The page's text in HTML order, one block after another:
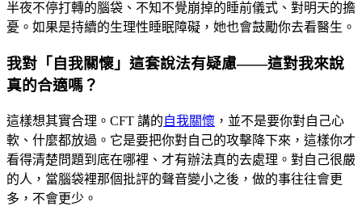
半夜不停打轉的腦袋、不知不覺崩掉的睡前儀式、對明天的擔
憂。如果是持續的生理性睡眠障礙，她也會鼓勵你去看醫生。
我對「自我關懷」這套說法有疑慮——這對我來說
真的合適嗎？
這樣想其實合理。CFT 講的自我關懷 ，並不是要你對自己心
軟、什麼都放過。它是要把你對自己的攻擊降下來，這樣你才
看得清楚問題到底在哪裡、才有辦法真的去處理。對自己很嚴
的人，當腦袋裡那個批評的聲音變小之後，做的事往往會更
多，不會更少。